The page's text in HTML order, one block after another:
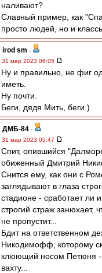
наливают?
Славный пример, как
просто людей, но и
irod sm -
31 мар 2023 06:05
Ну и правильно, не фиг
иметь.
Ну почти.
Беги, дядя Мить, беги.)
ДМБ-84 -
31 мар 2023 05:47
Спит, опившийся
обиженный Дмитрий
Снится ему, как они с
заглядывают в глаза
стадионе - сработает ли
строгий страж занюхает,
не пропустит...
Бдит на ответственном
Никодимофф, которому
клюющий носом Петюня -
вахту...